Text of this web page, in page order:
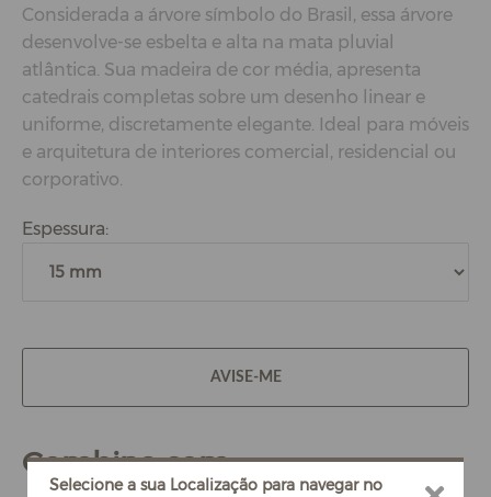
Considerada a árvore símbolo do Brasil, essa árvore
desenvolve-se esbelta e alta na mata pluvial
atlântica. Sua madeira de cor média, apresenta
catedrais completas sobre um desenho linear e
uniforme, discretamente elegante. Ideal para móveis
e arquitetura de interiores comercial, residencial ou
corporativo.
Espessura:
AVISE-ME
Combina com
Selecione a sua Localização para navegar no